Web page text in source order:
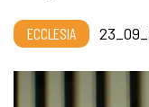
ECCLESIA